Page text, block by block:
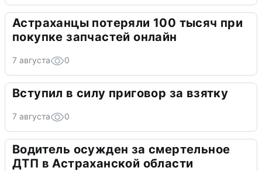
Астраханцы потеряли 100 тысяч при
покупке запчастей онлайн
7 августа 0
Вступил в силу приговор за взятку
7 августа 0
Водитель осужден за смертельное
ДТП в Астраханской области